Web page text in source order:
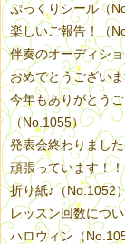
ぷっくりシール（
楽しいご報告！（
伴奏のオーディシ
おめでとうござい
今年もありがとう
（No.1055）
発表会終わりまし
頑張っています！
折り紙♪（No.1052
レッスン回数につ
ハロウィン（